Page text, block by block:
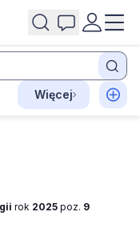
Więcej
rok 2025 poz. 9